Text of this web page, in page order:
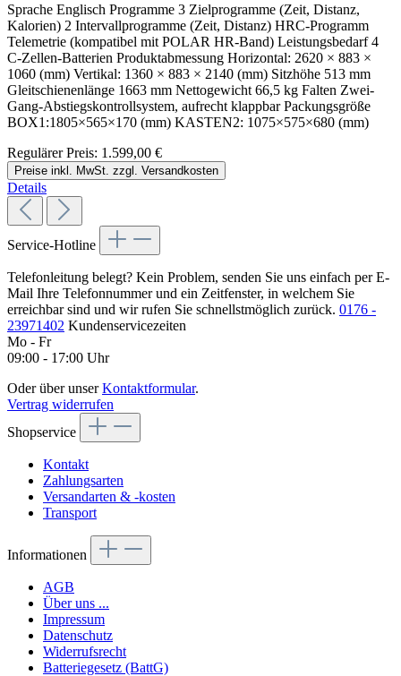
Sprache Englisch Programme 3 Zielprogramme (Zeit, Distanz,
Kalorien) 2 Intervallprogramme (Zeit, Distanz) HRC-Programm
Telemetrie (kompatibel mit POLAR HR-Band) Leistungsbedarf 4
C-Zellen-Batterien Produktabmessung Horizontal: 2620 × 883 ×
1060 (mm) Vertikal: 1360 × 883 × 2140 (mm) Sitzhöhe 513 mm
Gleitschienenlänge 1663 mm Nettogewicht 66,5 kg Falten Zwei-
Gang-Abstiegskontrollsystem, aufrecht klappbar Packungsgröße
BOX1:1805×565×170 (mm) KASTEN2: 1075×575×680 (mm)
Regulärer Preis: 1.599,00 €
Preise inkl. MwSt. zzgl. Versandkosten
Details
Service-Hotline
Telefonleitung belegt? Kein Problem, senden Sie uns einfach per E-
Mail Ihre Telefonnummer und ein Zeitfenster, in welchem Sie
erreichbar sind und wir rufen Sie schnellstmöglich zurück. 0176 -
23971402 Kundenservicezeiten
Mo - Fr
09:00 - 17:00 Uhr
Oder über unserKontaktformular.
Vertrag widerrufen
Shopservice
Kontakt
Zahlungsarten
Versandarten & -kosten
Transport
Informationen
AGB
Über uns ...
Impressum
Datenschutz
Widerrufsrecht
Batteriegesetz (BattG)